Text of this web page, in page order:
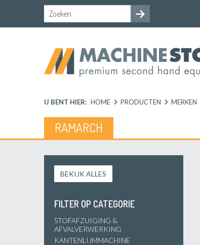
U BENT HIER: HOME PRODUCTEN MERKEN
RAMARCH
BEKIJK ALLES
FILTER OP CATEGORIE
STOFAFZUIGING &
AFVALVERWERKING
KANTENLIJMMACHINE